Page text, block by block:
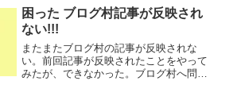
とても親切にいろいろ教えてくれた！再
度...
困った ブログ村記事が反映され
ない!!!
またまたブログ村の記事が反映されな
い。前回記事が反映されたことをやって
みたが、できなかった。ブログ村へ問合